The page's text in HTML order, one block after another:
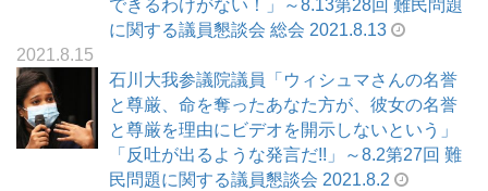
できるわけがない！」～8.13第28回 難民問題
に関する議員懇談会 総会 2021.8.13
2021.8.15
石川大我参議院議員「ウィシュマさんの名誉
と尊厳、命を奪ったあなた方が、彼女の名誉
と尊厳を理由にビデオを開示しないという」
「反吐が出るような発言だ!!」～8.2第27回 難
民問題に関する議員懇談会 2021.8.2